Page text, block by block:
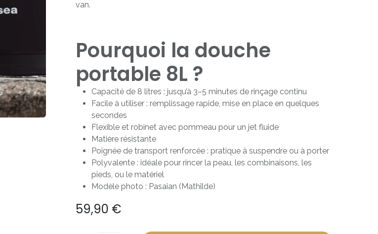
van.
Pourquoi la douche
portable 8L ?
Capacité de 8 litres : jusqu’à 3–5 minutes de rinçage continu
Facile à utiliser : remplissage rapide, mise en place en quelques
secondes
Flexible et robinet avec pommeau pour un jet fluide
Matière résistante
Poignée de transport renforcée : pratique à suspendre ou à porter
Polyvalente : idéale pour rincer la peau, les combinaisons, les
pieds, ou le matériel
Modèle photo : Pasaian (Mathilde)
59,90 €